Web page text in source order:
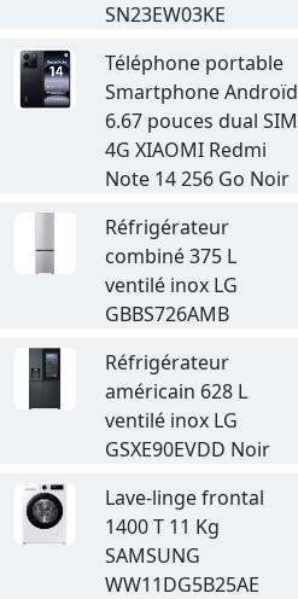
SN23EW03KE
Téléphone portable
Smartphone Androïd
6.67 pouces dual SIM
4G XIAOMI Redmi
Note 14 256 Go Noir
Réfrigérateur
combiné 375 L
ventilé inox LG
GBBS726AMB
Réfrigérateur
américain 628 L
ventilé inox LG
GSXE90EVDD Noir
Lave-linge frontal
1400 T 11 Kg
SAMSUNG
WW11DG5B25AE